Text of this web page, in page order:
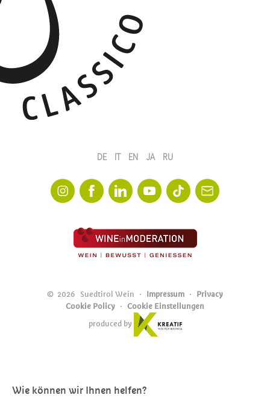
© 2026 Suedtirol Wein Impressum
Privacy
Cookie Policy
Cookie Einstellungen
produced by
DE IT EN JA RU
Wie können wir Ihnen helfen?